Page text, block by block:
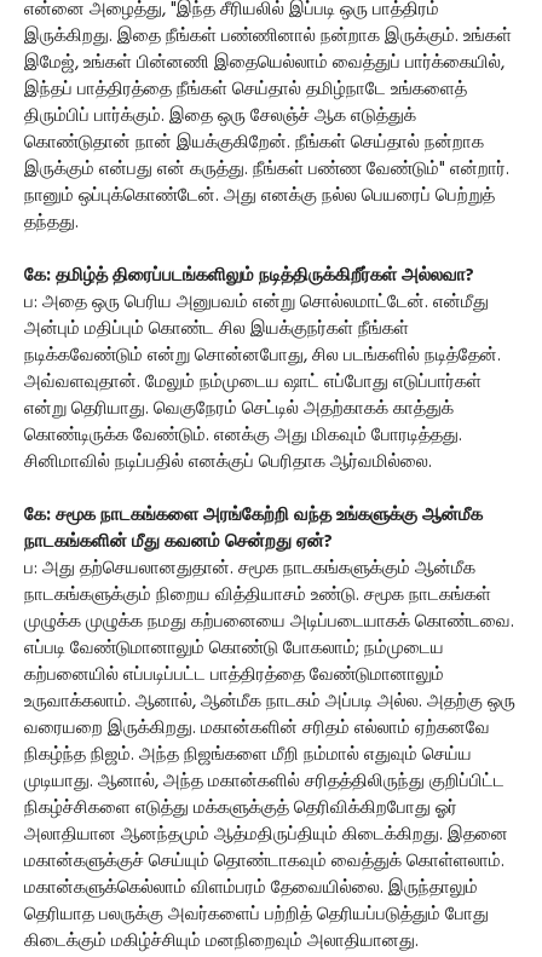
என்னை அழைத்து, "இந்த சீரியலில் இப்படி ஒரு பாத்திரம்
இருக்கிறது. இதை நீங்கள் பண்ணினால் நன்றாக இருக்கும். உங்கள்
இமேஜ், உங்கள் பின்னணி இதையெல்லாம் வைத்துப் பார்க்கையில்,
இந்தப் பாத்திரத்தை நீங்கள் செய்தால் தமிழ்நாடே உங்களைத்
திரும்பிப் பார்க்கும். இதை ஒரு சேலஞ்ச் ஆக எடுத்துக்
கொண்டுதான் நான் இயக்குகிறேன். நீங்கள் செய்தால் நன்றாக
இருக்கும் என்பது என் கருத்து. நீங்கள் பண்ண வேண்டும்" என்றார்.
நானும் ஒப்புக்கொண்டேன். அது எனக்கு நல்ல பெயரைப் பெற்றுத்
தந்தது.
கே: தமிழ்த் திரைப்படங்களிலும் நடித்திருக்கிறீர்கள் அல்லவா?
ப: அதை ஒரு பெரிய அனுபவம் என்று சொல்லமாட்டேன். என்மீது
அன்பும் மதிப்பும் கொண்ட சில இயக்குநர்கள் நீங்கள்
நடிக்கவேண்டும் என்று சொன்னபோது, சில படங்களில் நடித்தேன்.
அவ்வளவுதான். மேலும் நம்முடைய ஷாட் எப்போது எடுப்பார்கள்
என்று தெரியாது. வெகுநேரம் செட்டில் அதற்காகக் காத்துக்
கொண்டிருக்க வேண்டும். எனக்கு அது மிகவும் போரடித்தது.
சினிமாவில் நடிப்பதில் எனக்குப் பெரிதாக ஆர்வமில்லை.
கே: சமூக நாடகங்களை அரங்கேற்றி வந்த உங்களுக்கு ஆன்மீக
நாடகங்களின் மீது கவனம் சென்றது ஏன்?
ப: அது தற்செயலானதுதான். சமூக நாடகங்களுக்கும் ஆன்மீக
நாடகங்களுக்கும் நிறைய வித்தியாசம் உண்டு. சமூக நாடகங்கள்
முழுக்க முழுக்க நமது கற்பனையை அடிப்படையாகக் கொண்டவை.
எப்படி வேண்டுமானாலும் கொண்டு போகலாம்; நம்முடைய
கற்பனையில் எப்படிப்பட்ட பாத்திரத்தை வேண்டுமானாலும்
உருவாக்கலாம். ஆனால், ஆன்மீக நாடகம் அப்படி அல்ல. அதற்கு ஒரு
வரையறை இருக்கிறது. மகான்களின் சரிதம் எல்லாம் ஏற்கனவே
நிகழ்ந்த நிஜம். அந்த நிஜங்களை மீறி நம்மால் எதுவும் செய்ய
முடியாது. ஆனால், அந்த மகான்களில் சரிதத்திலிருந்து குறிப்பிட்ட
நிகழ்ச்சிகளை எடுத்து மக்களுக்குத் தெரிவிக்கிறபோது ஓர்
அலாதியான ஆனந்தமும் ஆத்மதிருப்தியும் கிடைக்கிறது. இதனை
மகான்களுக்குச் செய்யும் தொண்டாகவும் வைத்துக் கொள்ளலாம்.
மகான்களுக்கெல்லாம் விளம்பரம் தேவையில்லை. இருந்தாலும்
தெரியாத பலருக்கு அவர்களைப் பற்றித் தெரியப்படுத்தும் போது
கிடைக்கும் மகிழ்ச்சியும் மனநிறைவும் அலாதியானது.